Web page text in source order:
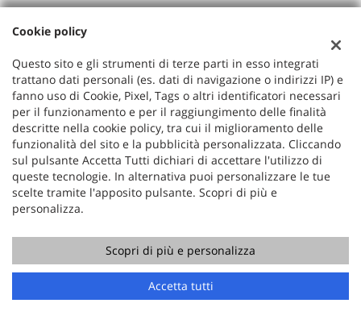
Contatta un consulente
POTREBBE INTERESSARTI
MAZDA
RX-8 1.3 WANKEL 231 CV ORIGINALE! KM REALI!
Cookie policy
Questo sito e gli strumenti di terze parti in esso integrati
trattano dati personali (es. dati di navigazione o indirizzi IP) e
fanno uso di Cookie, Pixel, Tags o altri identificatori necessari
per il funzionamento e per il raggiungimento delle finalità
descritte nella cookie policy, tra cui il miglioramento delle
funzionalità del sito e la pubblicità personalizzata. Cliccando
sul pulsante Accetta Tutti dichiari di accettare l'utilizzo di
queste tecnologie. In alternativa puoi personalizzare le tue
scelte tramite l'apposito pulsante. Scopri di più e
personalizza.
Scopri di più e personalizza
Accetta tutti